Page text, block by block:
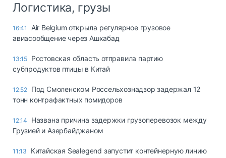
Логистика, грузы
16:41
Air Belgium открыла регулярное грузовое
авиасообщение через Ашхабад
13:15 Ростовская область отправила партию
субпродуктов птицы в Китай
12:52 Под Смоленском Россельхознадзор задержал 12
тонн контрафактных помидоров
12:14
Названа причина задержки грузоперевозок между
Грузией и Азербайджаном
11:13
Китайская Sealegend запустит контейнерную линию